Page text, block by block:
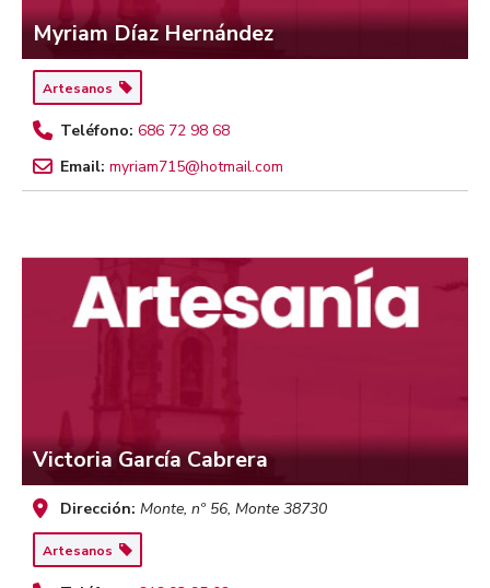
Myriam Díaz Hernández
Artesanos
Teléfono: 686 72 98 68
Email: myriam715@hotmail.com
Victoria García Cabrera
Dirección: Monte, nº 56, Monte 38730
Artesanos